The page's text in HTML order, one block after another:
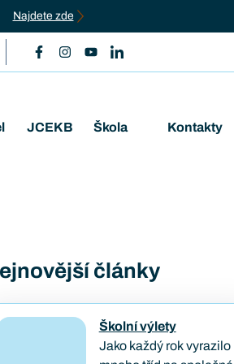
Najdete zde
JCEKB Škola Kontakty
články
Školní výlety
Jako každý rok vyrazilo